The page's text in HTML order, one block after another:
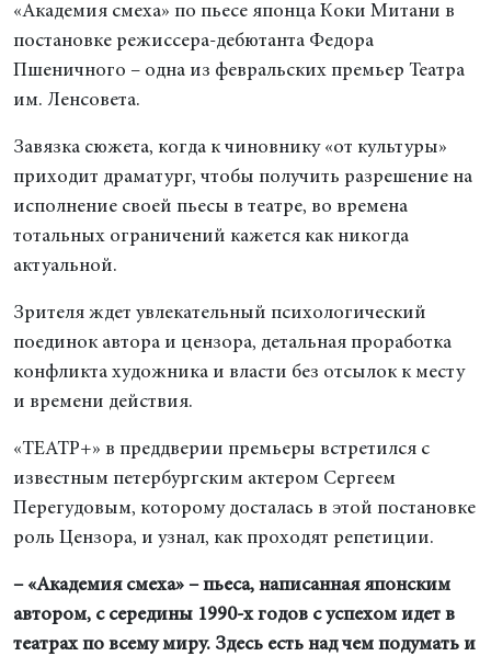
«Академия смеха» по пьесе японца Коки Митани в
постановке режиссера-дебютанта Федора
Пшеничного – одна из февральских премьер Театра
им. Ленсовета.
Завязка сюжета, когда к чиновнику «от культуры»
приходит драматург, чтобы получить разрешение на
исполнение своей пьесы в театре, во времена
тотальных ограничений кажется как никогда
актуальной.
Зрителя ждет увлекательный психологический
поединок автора и цензора, детальная проработка
конфликта художника и власти без отсылок к месту
и времени действия.
«ТЕАТР+» в преддверии премьеры встретился с
известным петербургским актером Сергеем
Перегудовым, которому досталась в этой постановке
роль Цензора, и узнал, как проходят репетиции.
– «Академия смеха» – пьеса, написанная японским
автором, с середины 1990-х годов с успехом идет в
театрах по всему миру. Здесь есть над чем подумать и